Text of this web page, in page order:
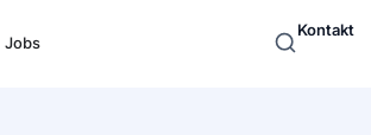
Jobs
Kontakt